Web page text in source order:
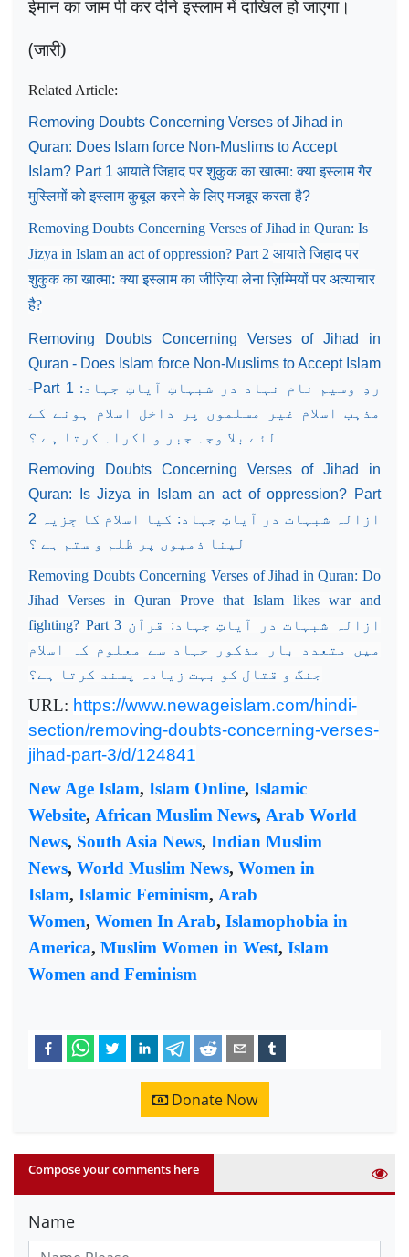
ईमान का जाम पी कर दीनेइस्लाम में दाखिल हो जाएगा।
(जारी)
Related Article:
Removing Doubts Concerning Verses of Jihad in
Quran: Does Islam force Non-Muslims to Accept
Islam? Part 1 आयाते जिहाद पर शुकुक का खात्मा: क्या इस्लाम गैर
मुस्लिमों को इस्लाम कुबूल करने के लिए मजबूर करता है?
Removing Doubts Concerning Verses of Jihad in Quran: Is
Jizya in Islam an act of oppression? Part 2 आयाते जिहाद पर
शुकुक का खात्मा: क्या इस्लाम का जीज़िया लेना ज़िम्मियों पर अत्याचार
है?
Removing Doubts Concerning Verses of Jihad in
Quran - Does Islam force Non-Muslims to Accept Islam
-Part 1 ردِ وسیم نام نہاد در شبہاتِ آیاتِ جہاد:
مذہب اسلام غیر مسلموں پر داخل اسلام ہونے کے
لئے بلا وجہ جبر و اکراہ کرتا ہے ؟
Removing Doubts Concerning Verses of Jihad in
Quran: Is Jizya in Islam an act of oppression? Part
2
ازالہ شبہات در آیاتِ جہاد: کیا اسلام کا جِزیہ
لینا ذمیوں پر ظلم و ستم ہے ؟
Removing Doubts Concerning Verses of Jihad in Quran: Do
Jihad Verses in Quran Prove that Islam likes war and
fighting? Part 3 ازالہ شبہات در آیاتِ جہاد: قرآن
میں متعدد بار مذکور جہاد سے معلوم کہ اسلام
جنگ و قتال کو بہت زیادہ پسند کرتا ہے؟
URL: https://www.newageislam.com/hindi-
section/removing-doubts-concerning-verses-
jihad-part-3/d/124841
New Age Islam, Islam Online, Islamic
Website, African Muslim News, Arab World
News, South Asia News, Indian Muslim
News, World Muslim News, Women in
Islam, Islamic Feminism, Arab
Women, Women In Arab, Islamophobia in
America, Muslim Women in West, Islam
Women and Feminism
Donate Now
Compose your comments here
Name